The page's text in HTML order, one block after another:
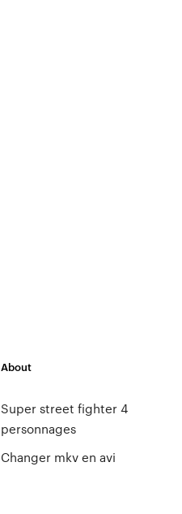
About
Super street fighter 4
personnages
Changer mkv en avi